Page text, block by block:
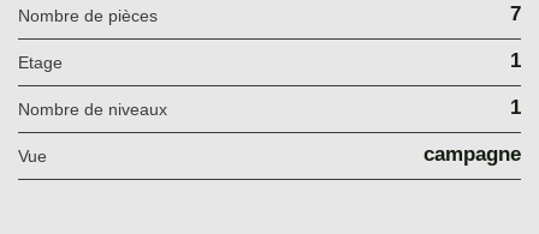
Nombre de pièces 7
Etage 1
Nombre de niveaux 1
Vue campagne